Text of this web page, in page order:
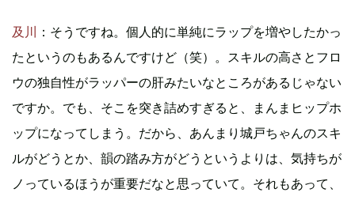
及川
：そうですね。個人的に単純にラップを増やしたかっ
たというのもあるんですけど（笑）。スキルの高さとフロ
ウの独自性がラッパーの肝みたいなところがあるじゃない
ですか。でも、そこを突き詰めすぎると、まんまヒップホ
ップになってしまう。だから、あんまり城戸ちゃんのスキ
ルがどうとか、韻の踏み方がどうというよりは、気持ちが
ノっているほうが重要だなと思っていて。それもあって、